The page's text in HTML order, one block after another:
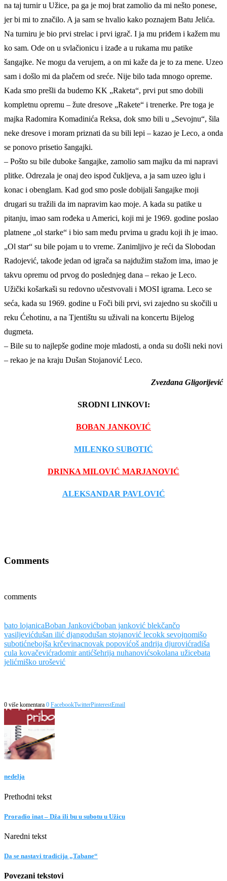
na taj turnir u Užice, pa ga je moj brat zamolio da mi nešto ponese,
jer bi mi to značilo. A ja sam se hvalio kako poznajem Batu Jelića.
Na turniru je bio prvi strelac i prvi igrač. I ja mu priđem i kažem mu
ko sam. Ode on u svlačionicu i izađe a u rukama mu patike
šangajke. Ne mogu da verujem, a on mi kaže da je to za mene. Uzeo
sam i došlo mi da plačem od sreće. Nije bilo tada mnogo opreme.
Kada smo prešli da budemo KK „Raketa“, prvi put smo dobili
kompletnu opremu – žute dresove „Rakete“ i trenerke. Pre toga je
majka Radomira Komadinića Reksa, dok smo bili u „Sevojnu“, šila
neke dresove i moram priznati da su bili lepi – kazao je Leco, a onda
se ponovo prisetio šangajki.
– Pošto su bile duboke šangajke, zamolio sam majku da mi napravi
plitke. Odrezala je onaj deo ispod čukljeva, a ja sam uzeo iglu i
konac i obenglam. Kad god smo posle dobijali šangajke moji
drugari su tražili da im napravim kao moje. A kada su patike u
pitanju, imao sam rođeka u Americi, koji mi je 1969. godine poslao
platnene „ol starke“ i bio sam među prvima u gradu koji ih je imao.
„Ol star“ su bile pojam u to vreme. Zanimljivo je reći da Slobodan
Radojević, takođe jedan od igrača sa najdužim stažom ima, imao je
takvu opremu od prvog do poslednjeg dana – rekao je Leco.
Užički košarkaši su redovno učestvovali i MOSI igrama. Leco se
seća, kada su 1969. godine u Foči bili prvi, svi zajedno su skočili u
reku Ćehotinu, a na Tjentištu su uživali na koncertu Bijelog
dugmeta.
– Bile su to najlepše godine moje mladosti, a onda su došli neki novi
– rekao je na kraju Dušan Stojanović Leco.
Zvezdana Gligorijević
SRODNI LINKOVI:
BOBAN JANKOVIĆ
MILENKO SUBOTIĆ
DRINKA MILOVIĆ MARJANOVIĆ
ALEKSANDAR PAVLOVIĆ
Comments
comments
bato lojanicaBoban Jankovićboban janković blekčančo
vasiljevićdušan ilić djangodušan stojanović lecokk sevojnomišo
subotićnebojša krčevinacnovak popovićoš andrija djurovićradiša
cula kovačevićradomir antićšehrija nuhanovićsokolana užicebata
jelićmiško urošević
0 više komentara 0 FacebookTwitterPinterestEmail
nedelja
Prethodni tekst
Proradio inat – Dža ili bu u subotu u Užicu
Naredni tekst
Da se nastavi tradicija „Tabane“
Povezani tekstovi